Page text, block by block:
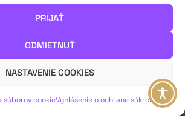
PRIJAŤ
ODMIETNUŤ
NASTAVENIE COOKIES
súborov cookieVyhlásenie o ochrane súkromia
za ročníkem minulým. Tím spíše, že
Hronova přinesl jednu nenápadnou,
všetko sa udialo na JH ’24 sa dozviete v